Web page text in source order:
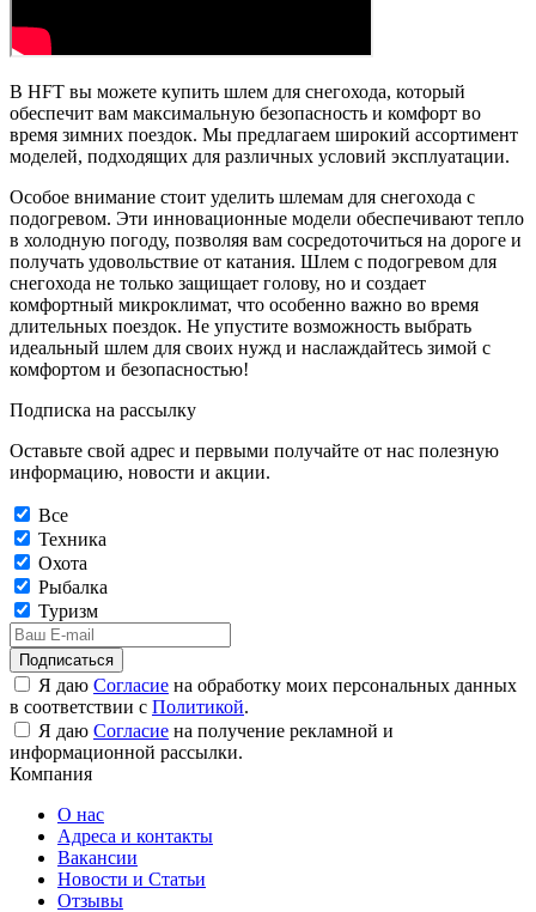
В HFT вы можете купить шлем для снегохода, который
обеспечит вам максимальную безопасность и комфорт во
время зимних поездок. Мы предлагаем широкий ассортимент
моделей, подходящих для различных условий эксплуатации.
Особое внимание стоит уделить шлемам для снегохода с
подогревом. Эти инновационные модели обеспечивают тепло
в холодную погоду, позволяя вам сосредоточиться на дороге и
получать удовольствие от катания. Шлем с подогревом для
снегохода не только защищает голову, но и создает
комфортный микроклимат, что особенно важно во время
длительных поездок. Не упустите возможность выбрать
идеальный шлем для своих нужд и наслаждайтесь зимой с
комфортом и безопасностью!
Подписка на рассылку
Оставьте свой адрес и первыми получайте от нас полезную
информацию, новости и акции.
Все
Техника
Охота
Рыбалка
Туризм
Подписаться
Я даю Согласие на обработку моих персональных данных
в соответствии с Политикой.
Я даю Согласие на получение рекламной и
информационной рассылки.
Компания
О нас
Адреса и контакты
Вакансии
Новости и Статьи
Отзывы